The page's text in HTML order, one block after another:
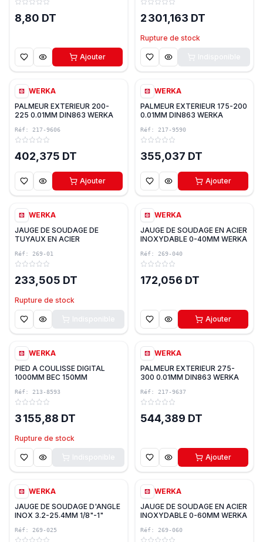
8,80 DT
Ajouter
2 301,163 DT
Rupture de stock
WERKA
PALMEUR EXTERIEUR 200-
225 0.01MM DIN863 WERKA
Réf: 217-9606
402,375 DT
Ajouter
WERKA
PALMEUR EXTERIEUR 175-200
0.01MM DIN863 WERKA
Réf: 217-9590
355,037 DT
Ajouter
WERKA
JAUGE DE SOUDAGE DE
TUYAUX EN ACIER
Réf: 269-01
233,505 DT
Rupture de stock
WERKA
JAUGE DE SOUDAGE EN ACIER
INOXYDABLE 0-40MM WERKA
Réf: 269-040
172,056 DT
Ajouter
WERKA
PIED A COULISSE DIGITAL
1000MM BEC 150MM
Réf: 213-8593
3 155,88 DT
Rupture de stock
WERKA
PALMEUR EXTERIEUR 275-
300 0.01MM DIN863 WERKA
Réf: 217-9637
544,389 DT
Ajouter
WERKA
JAUGE DE SOUDAGE D'ANGLE
INOX 3.2-25.4MM 1/8"-1"
Réf: 269-025
WERKA
JAUGE DE SOUDAGE EN ACIER
INOXYDABLE 0-60MM WERKA
Réf: 269-060